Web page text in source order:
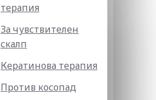
терапия
За чувствителен
скалп
Кератинова терапия
Против косопад